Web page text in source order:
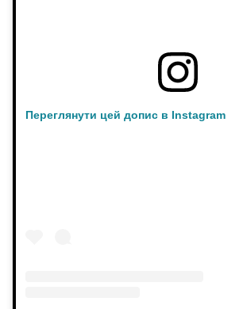
Переглянути цей допис в Instagram